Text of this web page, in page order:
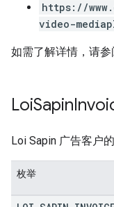
https://
video-
如需了解详情，请参
LoiSapin
Loi Sapin 广告客户
枚举